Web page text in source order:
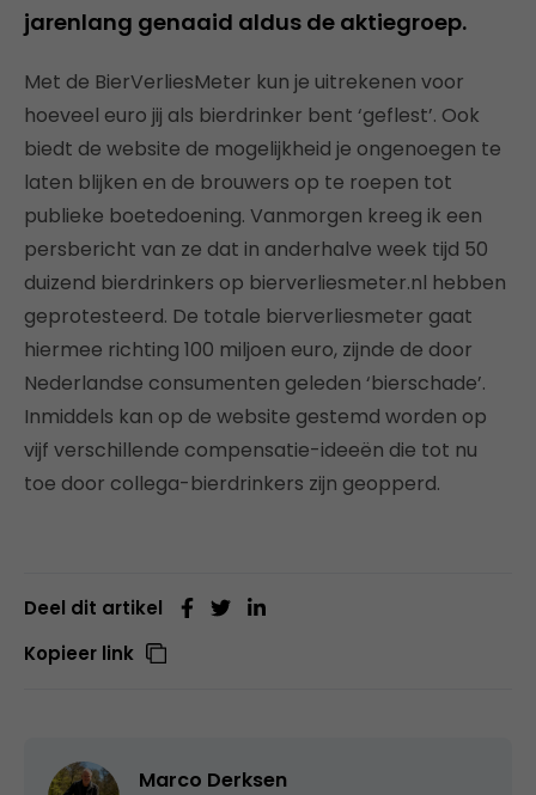
jarenlang genaaid aldus de aktiegroep.
Met de BierVerliesMeter kun je uitrekenen voor
hoeveel euro jij als bierdrinker bent ‘geflest’. Ook
biedt de website de mogelijkheid je ongenoegen te
laten blijken en de brouwers op te roepen tot
publieke boetedoening. Vanmorgen kreeg ik een
persbericht van ze dat in anderhalve week tijd 50
duizend bierdrinkers op bierverliesmeter.nl hebben
geprotesteerd. De totale bierverliesmeter gaat
hiermee richting 100 miljoen euro, zijnde de door
Nederlandse consumenten geleden ‘bierschade’.
Inmiddels kan op de website gestemd worden op
vijf verschillende compensatie-ideeën die tot nu
toe door collega-bierdrinkers zijn geopperd.
Deel dit artikel
Kopieer link
Marco Derksen